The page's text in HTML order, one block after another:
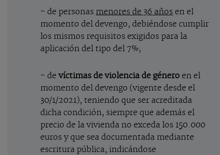
- de personas menores de 36 años en el
momento del devengo, debiéndose cumplir
los mismos requisitos exigidos para la
aplicación del tipo del 7%;
- devíctimas de violencia de género en el
momento del devengo (vigente desde el
30/1/2021), teniendo que ser acreditada
dicha condición, siempre que además el
precio de la vivienda no exceda los 150.000
euros y que sea documentada mediante
escritura pública, indicándose